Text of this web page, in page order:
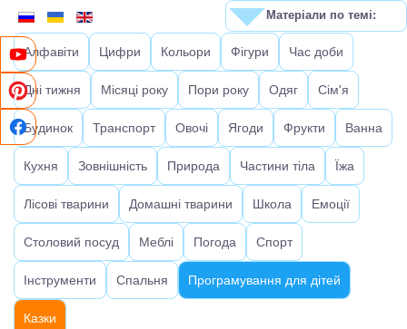
Алфавіти Цифри Кольори Фігури Час доби
Дні тижня Місяці року Пори року Одяг Сім'я
Будинок Транспорт Овочі Ягоди Фрукти Ванна
Кухня Зовнішність Природа Частини тіла Їжа
Лісові тварини Домашні тварини Школа Емоції
Столовий посуд Меблі Погода Спорт
Інструменти Спальня Програмування для дітей
Казки
Матеріали по темі: